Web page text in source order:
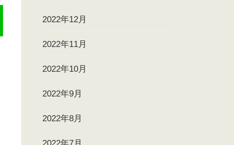
2022年12月
2022年11月
2022年10月
2022年9月
2022年8月
2022年7月